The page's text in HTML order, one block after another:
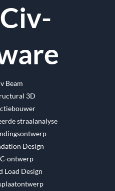
mail
Beam
3D
straalanalyse
Design
ontwerp
Load Design